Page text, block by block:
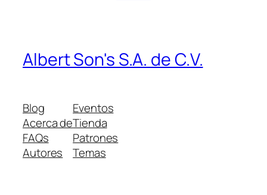
Albert Son's S.A. de C.V.
Blog
Acerca de
FAQs
Autores
Eventos
Tienda
Patrones
Temas